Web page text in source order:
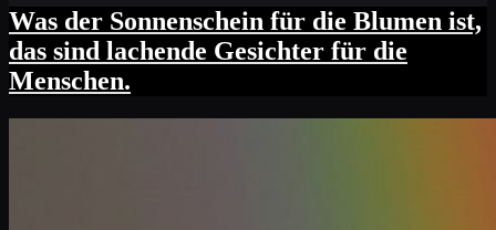
Was der Sonnenschein für die Blumen ist,
das sind lachende Gesichter für die
Menschen.